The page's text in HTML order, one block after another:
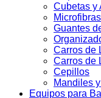
Cubetas y
Guantes
Carros de
Carros de
Cepillos
Mandiles
Equipos para